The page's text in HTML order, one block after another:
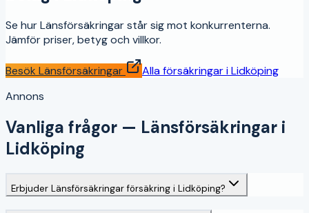
Se hurLänsförsäkringarstår sig mot konkurrenterna.
Jämför priser, betyg och villkor.
Besök Länsförsäkringar Alla försäkringar iLidköping
Annons
Vanliga frågor — Länsförsäkringar i
Lidköping
Erbjuder Länsförsäkringar försäkring i Lidköping?